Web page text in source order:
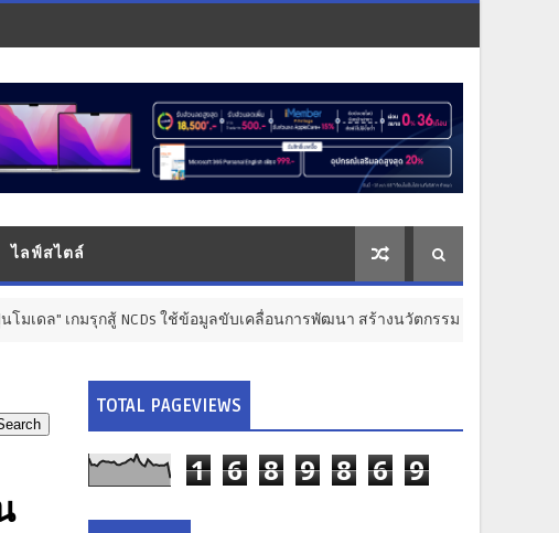
ไลฟ์สไตล์
ใช้ข้อมูลขับเคลื่อนการพัฒนา สร้างนวัตกรรม "ดอกไม้ 3 สี" เชื่อมสถานีสุข
TOTAL PAGEVIEWS
1 6 8 9 8 6 9